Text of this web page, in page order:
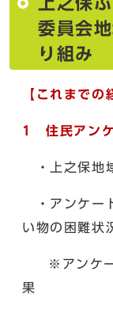
委員会
り組み
【これまでの
1 住民アンケ
・上之保地
・アンケー
い物の困難状
※アンケ
果